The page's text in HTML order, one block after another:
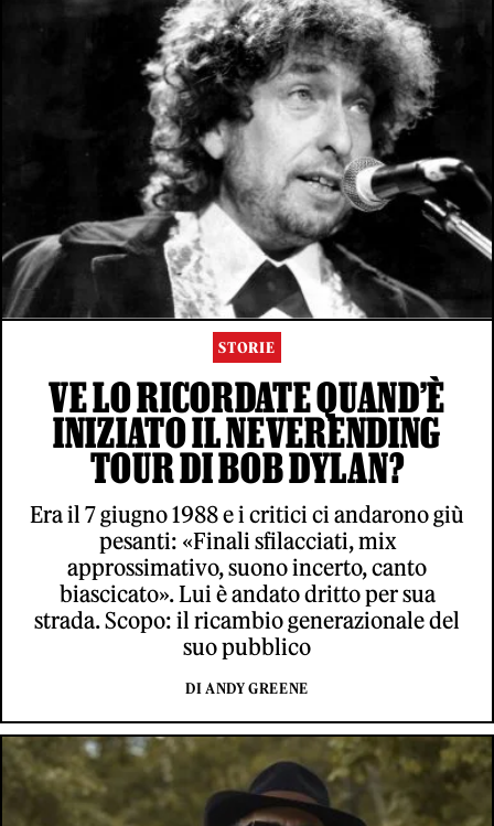
STORIE
VE LO RICORDATE QUAND’È
INIZIATO IL NEVERENDING
TOUR DI BOB DYLAN?
Era il 7 giugno 1988 e i critici ci andarono giù
pesanti: «Finali sfilacciati, mix
approssimativo, suono incerto, canto
biascicato». Lui è andato dritto per sua
strada. Scopo: il ricambio generazionale del
suo pubblico
DI ANDY GREENE